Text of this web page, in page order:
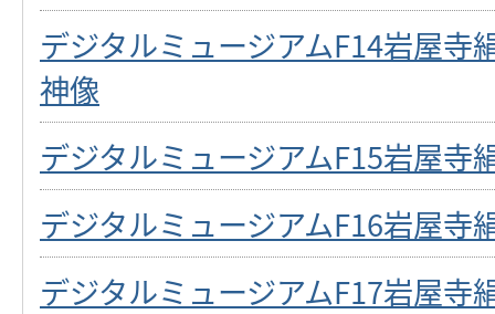
デジタルミュージアムF14岩屋寺
神像
デジタルミュージアムF15岩屋寺
デジタルミュージアムF16岩屋寺
デジタルミュージアムF17岩屋寺